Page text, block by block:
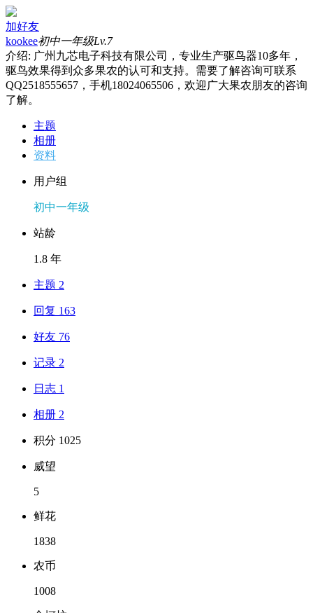
加好友
kookee初中一年级Lv.7
介绍: 广州九芯电子科技有限公司，专业生产驱鸟器10多年，
驱鸟效果得到众多果农的认可和支持。需要了解咨询可联系
QQ2518555657，手机18024065506，欢迎广大果农朋友的咨询
了解。
主题
相册
资料
用户组
初中一年级
站龄
1.8 年
主题 2
回复 163
好友 76
记录 2
日志 1
相册 2
积分 1025
威望
5
鲜花
1838
农币
1008